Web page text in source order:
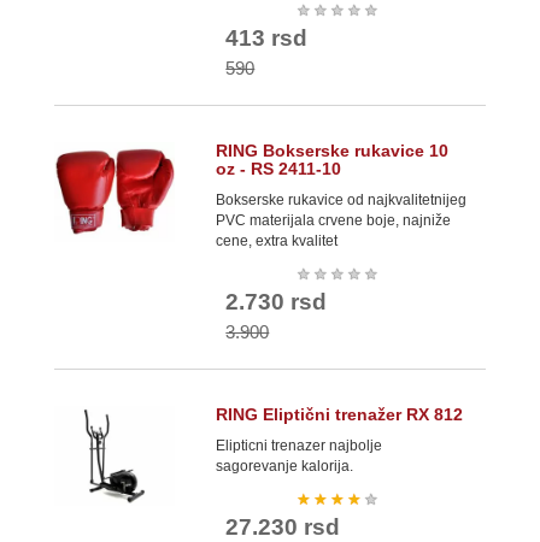
★ ★ ★ ★ ★
413 rsd
590
RING Bokserske rukavice 10
oz - RS 2411-10
Bokserske rukavice od najkvalitetnijeg
PVC materijala crvene boje, najniže
cene, extra kvalitet
★ ★ ★ ★ ★
2.730 rsd
3.900
RING Eliptični trenažer RX 812
Elipticni trenazer najbolje
sagorevanje kalorija.
★ ★ ★ ★ ★
27.230 rsd